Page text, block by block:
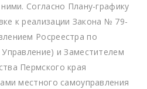
Согласно Плану-графику
к реализации Закона № 79-
Росреестра по
и Заместителем
Пермского края
местного самоуправления